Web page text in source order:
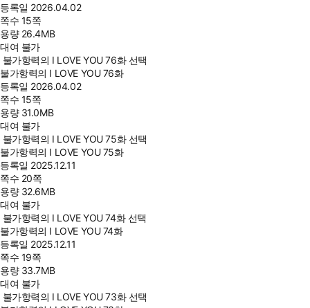
등록일 2026.04.02
쪽수 15쪽
용량 26.4MB
대여 불가
불가항력의 I LOVE YOU 76화 선택
불가항력의 I LOVE YOU 76화
등록일 2026.04.02
쪽수 15쪽
용량 31.0MB
대여 불가
불가항력의 I LOVE YOU 75화 선택
불가항력의 I LOVE YOU 75화
등록일 2025.12.11
쪽수 20쪽
용량 32.6MB
대여 불가
불가항력의 I LOVE YOU 74화 선택
불가항력의 I LOVE YOU 74화
등록일 2025.12.11
쪽수 19쪽
용량 33.7MB
대여 불가
불가항력의 I LOVE YOU 73화 선택